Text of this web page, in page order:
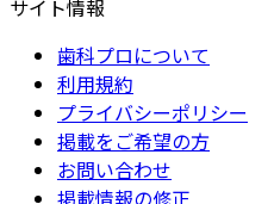
サイト情報
歯科プロについて
利用規約
プライバシーポリシー
掲載をご希望の方
お問い合わせ